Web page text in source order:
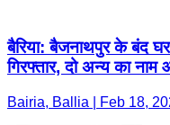
बैरिया: बैजनाथपुर के बंद
गिरफ्तार, दो अन्य का नाम
Bairia, Ballia | Feb 18,